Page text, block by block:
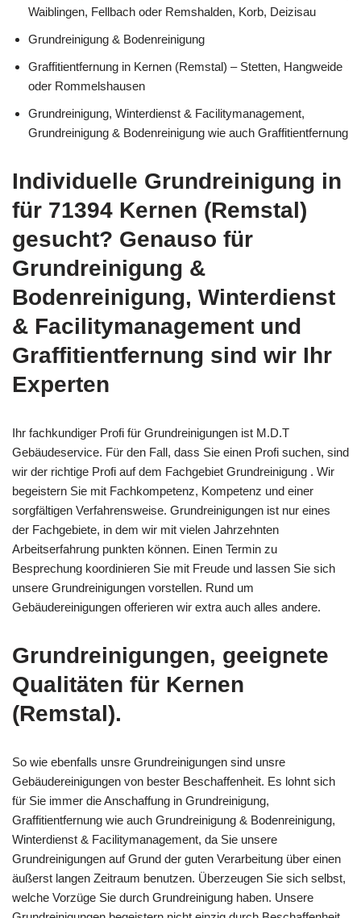
Waiblingen, Fellbach oder Remshalden, Korb, Deizisau
Grundreinigung & Bodenreinigung
Graffitientfernung in Kernen (Remstal) – Stetten, Hangweide
oder Rommelshausen
Grundreinigung, Winterdienst & Facilitymanagement,
Grundreinigung & Bodenreinigung wie auch Graffitientfernung
Individuelle Grundreinigung in
für 71394 Kernen (Remstal)
gesucht? Genauso für
Grundreinigung &
Bodenreinigung, Winterdienst
& Facilitymanagement und
Graffitientfernung sind wir Ihr
Experten
Ihr fachkundiger Profi für Grundreinigungen ist M.D.T
Gebäudeservice. Für den Fall, dass Sie einen Profi suchen, sind
wir der richtige Profi auf dem Fachgebiet Grundreinigung . Wir
begeistern Sie mit Fachkompetenz, Kompetenz und einer
sorgfältigen Verfahrensweise. Grundreinigungen ist nur eines
der Fachgebiete, in dem wir mit vielen Jahrzehnten
Arbeitserfahrung punkten können. Einen Termin zu
Besprechung koordinieren Sie mit Freude und lassen Sie sich
unsere Grundreinigungen vorstellen. Rund um
Gebäudereinigungen offerieren wir extra auch alles andere.
Grundreinigungen, geeignete
Qualitäten für Kernen
(Remstal).
So wie ebenfalls unsre Grundreinigungen sind unsre
Gebäudereinigungen von bester Beschaffenheit. Es lohnt sich
für Sie immer die Anschaffung in Grundreinigung,
Graffitientfernung wie auch Grundreinigung & Bodenreinigung,
Winterdienst & Facilitymanagement, da Sie unsere
Grundreinigungen auf Grund der guten Verarbeitung über einen
äußerst langen Zeitraum benutzen. Überzeugen Sie sich selbst,
welche Vorzüge Sie durch Grundreinigung haben. Unsere